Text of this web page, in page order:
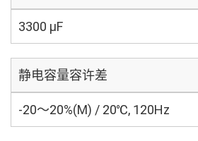
3300 µF
静电容量容许差
-20～20%(M) / 20℃, 120Hz